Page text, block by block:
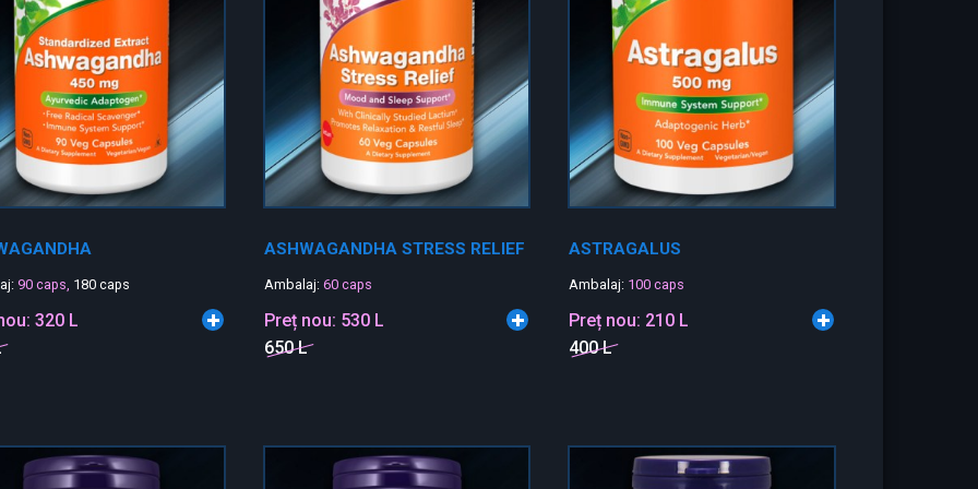
90 caps, 180 caps
320 L
ASHWAGANDHA STRESS RELIEF
Ambalaj: 60 caps
Preț nou: 530 L
650 L
ASTRAGALUS
Ambalaj: 100 caps
Preț nou: 210 L
400 L